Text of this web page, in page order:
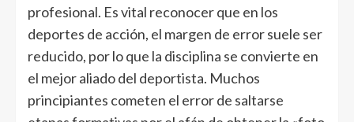
profesional. Es vital reconocer que en los
deportes de acción, el margen de error suele ser
reducido, por lo que la disciplina se convierte en
el mejor aliado del deportista. Muchos
principiantes cometen el error de saltarse